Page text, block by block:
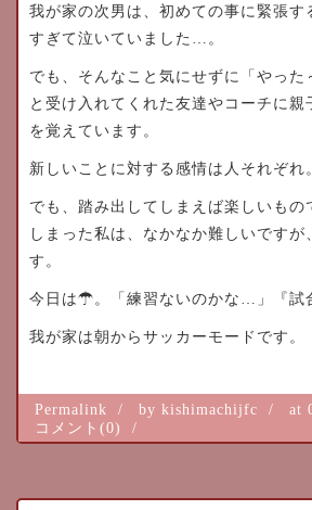
我が家の次男は、初めての事に緊張す
すぎて泣いていました…。
でも、そんなこと気にせずに「やった
と受け入れてくれた友達やコーチに親
を覚えています。
新しいことに対する感情は人それぞれ
でも、踏み出してしまえば楽しいもの
しまった私は、なかなか難しいですが
す。
今日は☂。「練習ないのかな…」『試
我が家は朝からサッカーモードです。
Permalink by kishimachijfc
at
コメント(0)